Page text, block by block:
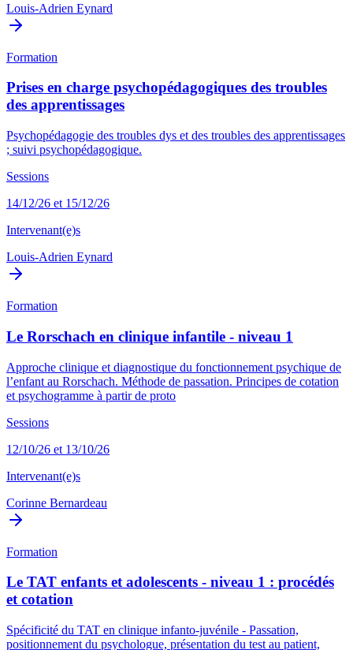
Louis-Adrien Eynard
Formation
Prises en charge psychopédagogiques des troubles
des apprentissages
Psychopédagogie des troubles dys et des troubles des apprentissages
; suivi psychopédagogique.
Sessions
14/12/26 et 15/12/26
Intervenant(e)s
Louis-Adrien Eynard
Formation
Le Rorschach en clinique infantile - niveau 1
Approche clinique et diagnostique du fonctionnement psychique de
l’enfant au Rorschach. Méthode de passation. Principes de cotation
et psychogramme à partir de proto
Sessions
12/10/26 et 13/10/26
Intervenant(e)s
Corinne Bernardeau
Formation
Le TAT enfants et adolescents - niveau 1 : procédés
et cotation
Spécificité du TAT en clinique infanto-juvénile - Passation,
positionnement du psychologue, présentation du test au patient,